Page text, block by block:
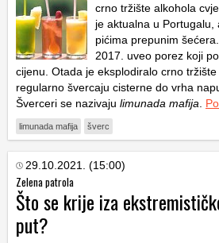
crno tržište alkohola
je aktualna u Portugalu,
pićima prepunim
2017. uveo porez koji
cijenu. Otada je eksplodiralo crno
regularno švercaju cisterne do vrha
Šverceri se nazivaju limunada mafija
limunada mafija šverc
29.10.2021. (15:00)
Zelena patrola
Što se krije iza
put?